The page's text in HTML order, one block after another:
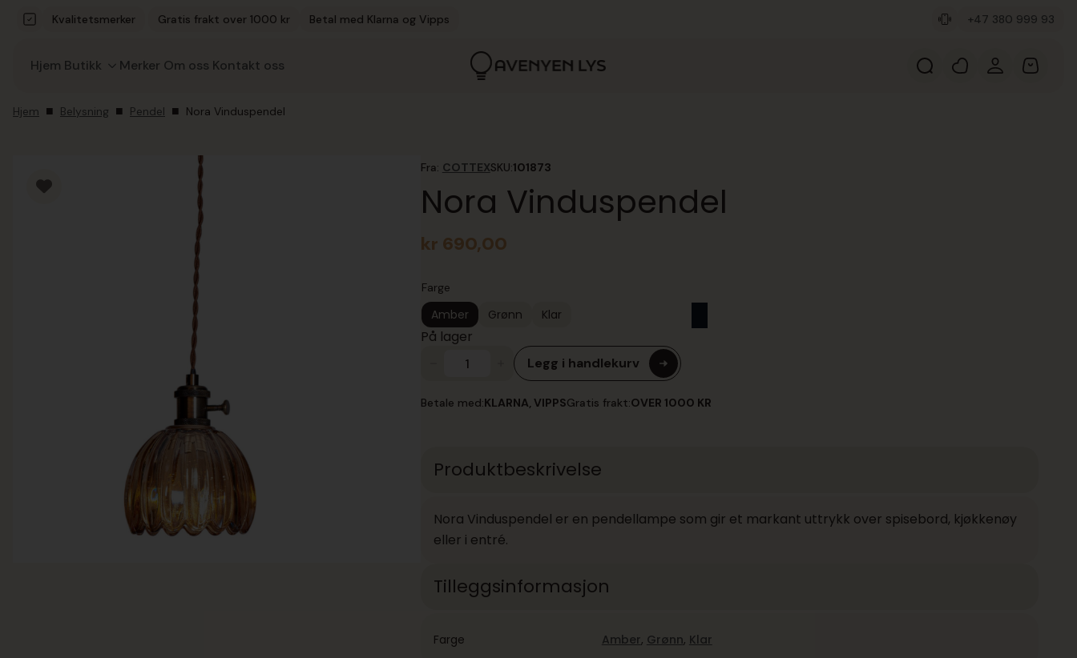
Kvalitetsmerker
Gratis frakt over 1000 kr Betal med Klarna og Vipps +47 380 999 93
Hjem Butikk Merker Om oss Kontakt oss
Hjem Belysning Pendel Nora Vinduspendel
Fra: COTTEXSKU:101873
Nora Vinduspendel
kr 690,00
Farge
Amber Grønn Klar
På lager
Legg i handlekurv
Betale med:KLARNA, VIPPSGratis frakt:OVER 1000 KR
Produktbeskrivelse
Nora Vinduspendel er en pendellampe som gir et markant uttrykk over spisebord, kjøkkenøy
eller i entré.
Tilleggsinformasjon
Farge Amber, Grønn, Klar